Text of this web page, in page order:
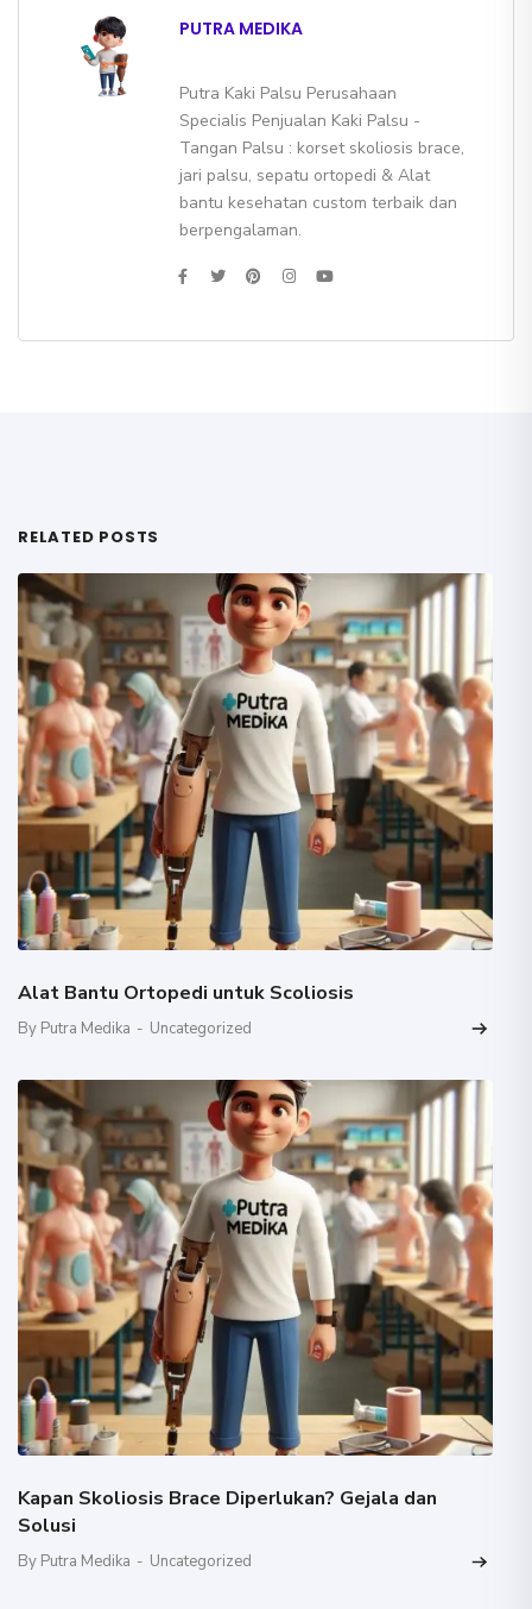
PUTRA MEDIKA
Putra Kaki Palsu Perusahaan
Specialis Penjualan Kaki Palsu -
Tangan Palsu : korset skoliosis brace,
jari palsu, sepatu ortopedi & Alat
bantu kesehatan custom terbaik dan
berpengalaman.
RELATED POSTS
Alat Bantu Ortopedi untuk Scoliosis
By Putra Medika - Uncategorized
Kapan Skoliosis Brace Diperlukan? Gejala dan
Solusi
By Putra Medika - Uncategorized